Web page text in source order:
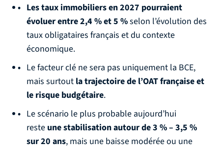
Les taux immobiliers en 2027 pourraient
évoluer entre 2,4 % et 5 %selon l’évolution des
taux obligataires français et du contexte
économique.
Le facteur clé ne sera pas uniquement la BCE,
mais surtout la trajectoire de l’OAT française et
le risque budgétaire.
Le scénario le plus probable aujourd’hui
reste une stabilisation autour de 3 % – 3,5 %
sur 20 ans, mais une baisse modérée ou une